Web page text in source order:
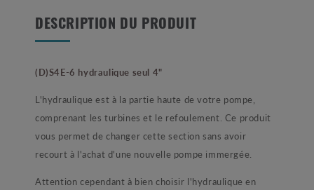
DESCRIPTION DU PRODUIT
(D)S4E-6 hydraulique seul 4"
L'hydraulique est à la partie haute de votre pompe,
comprenant les turbines et le refoulement. Ce produit
vous permet de changer cette section sans avoir
recourt à l'achat d'une nouvelle pompe immergée.
Attention cependant à bien choisir l'hydraulique en